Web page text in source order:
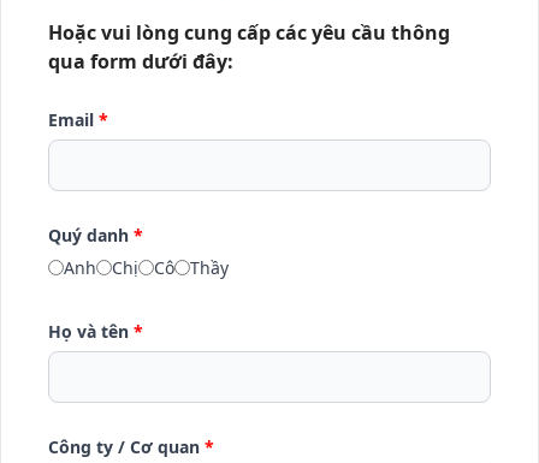
Hoặc vui lòng cung cấp các yêu cầu thông
qua form dưới đây:
Email *
Quý danh *
Anh
Chị Cô Thầy
Họ và tên *
Công ty / Cơ quan *